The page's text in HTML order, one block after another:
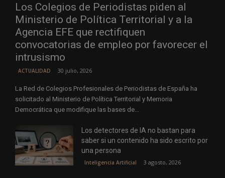
Los Colegios de Periodistas piden al
Ministerio de Política Territorial y a la
Agencia EFE que rectifiquen
convocatorias de empleo por favorecer el
intrusismo
ACTUALIDAD 30 julio, 2026
La Red de Colegios Profesionales de Periodistas de España ha
solicitado al Ministerio de Política Territorial y Memoria
Democrática que modifique las bases de...
Los detectores de IA no bastan para
saber si un contenido ha sido escrito por
una persona
Inteligencia Artificial 3 agosto, 2026